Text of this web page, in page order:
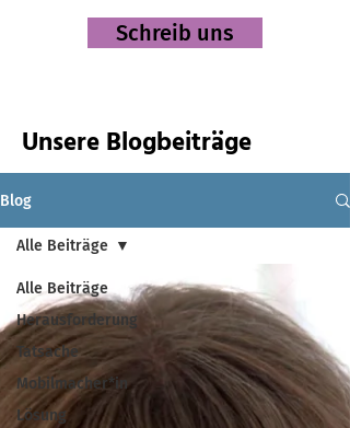
Schreib uns
Unsere Blogbeiträge
Blog
Alle Beiträge
Herausforderung
Tatsache
Mobilmacher*in
Lösung
Alle Beiträge